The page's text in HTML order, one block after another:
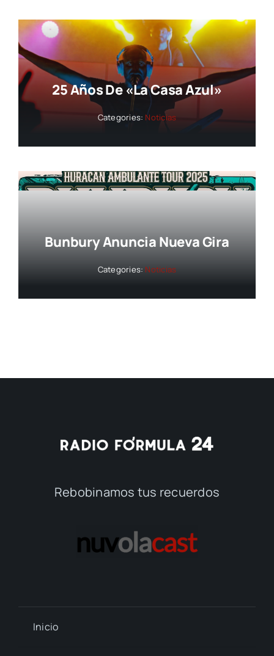
25 Años De «La Casa Azul»
Categories: Noticias
Bunbury Anuncia Nueva Gira
Categories: Noticias
Rebobinamos tus recuerdos
Inicio